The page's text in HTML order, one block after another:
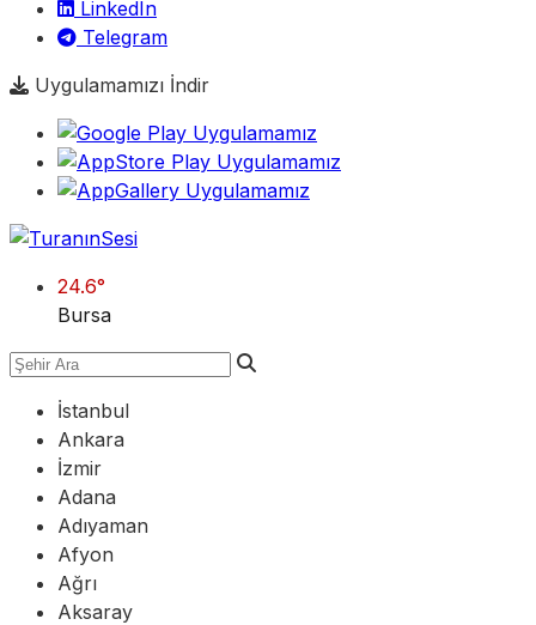
LinkedIn
Telegram
Uygulamamızı İndir
24.6°
Bursa
İstanbul
Ankara
İzmir
Adana
Adıyaman
Afyon
Ağrı
Aksaray